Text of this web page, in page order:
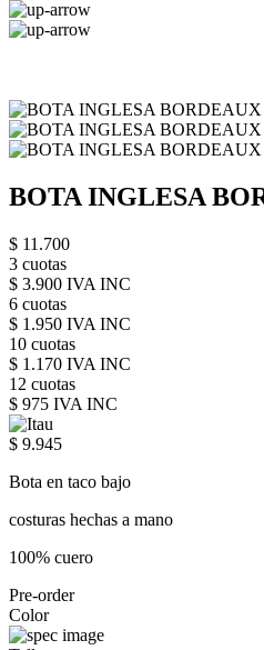
BOTA INGLESA
$ 11.700
3 cuotas
$ 3.900 IVA INC
6 cuotas
$ 1.950 IVA INC
10 cuotas
$ 1.170 IVA INC
12 cuotas
$ 975 IVA INC
$ 9.945
Bota en taco bajo
costuras hechas a mano
100% cuero
Pre-order
Color